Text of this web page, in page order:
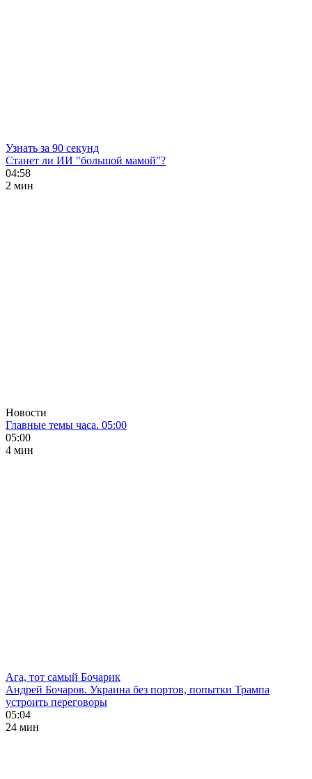
Узнать за 90 секунд
Станет ли ИИ "большой мамой"?
04:58
2 мин
Новости
Главные темы часа. 05:00
05:00
4 мин
Ага, тот самый Бочарик
Андрей Бочаров. Украина без портов, попытки Трампа
устроить переговоры
05:04
24 мин